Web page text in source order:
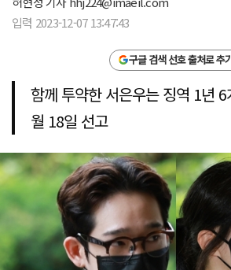
입력 2023-12-07 13:47:43
구글 검색 선호 출처로 추
함께 투약한 서은우는 징역 1년
월 18일 선고